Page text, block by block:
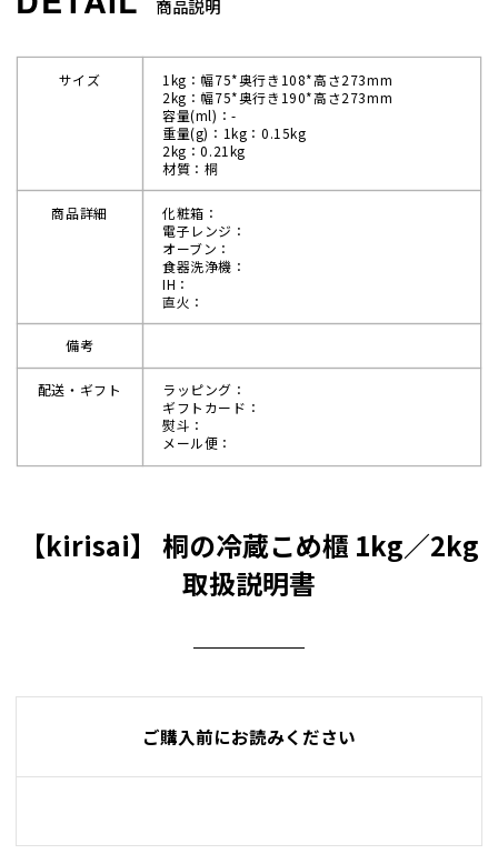
商品説明
サイズ
1kg：幅75*奥行き108*高さ273mm
2kg：幅75*奥行き190*高さ273mm
容量(ml)：-
重量(g)：1kg：0.15kg
2kg：0.21kg
材質：桐
商品詳細
化粧箱：
電子レンジ：
オーブン：
食器洗浄機：
IH：
直火：
備考
配送・ギフト
ラッピング：
ギフトカード：
熨斗：
メール便：
【kirisai】 桐の冷蔵こめ櫃 1kg／2kg
取扱説明書
ご購入前にお読みください